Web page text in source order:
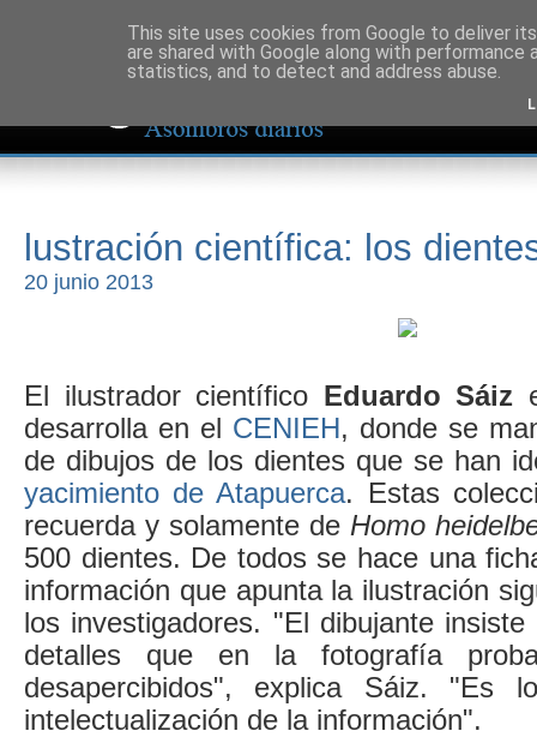
lustración científica: los
20 junio 2013
El ilustrador científico Eduardo Sáiz
desarrolla en el CENIEH, donde se
de dibujos de los dientes que se han
yacimiento de Atapuerca. Estas
recuerda y solamente de Homo
500 dientes. De todos se hace una
información que apunta la ilustración
los investigadores. "El dibujante
detalles que en la fotografía
desapercibidos", explica Sáiz. "Es
intelectualización de la información".
This site uses cookies from Google to deliver
are shared with Google along with
statistics, and to detect and address abuse.